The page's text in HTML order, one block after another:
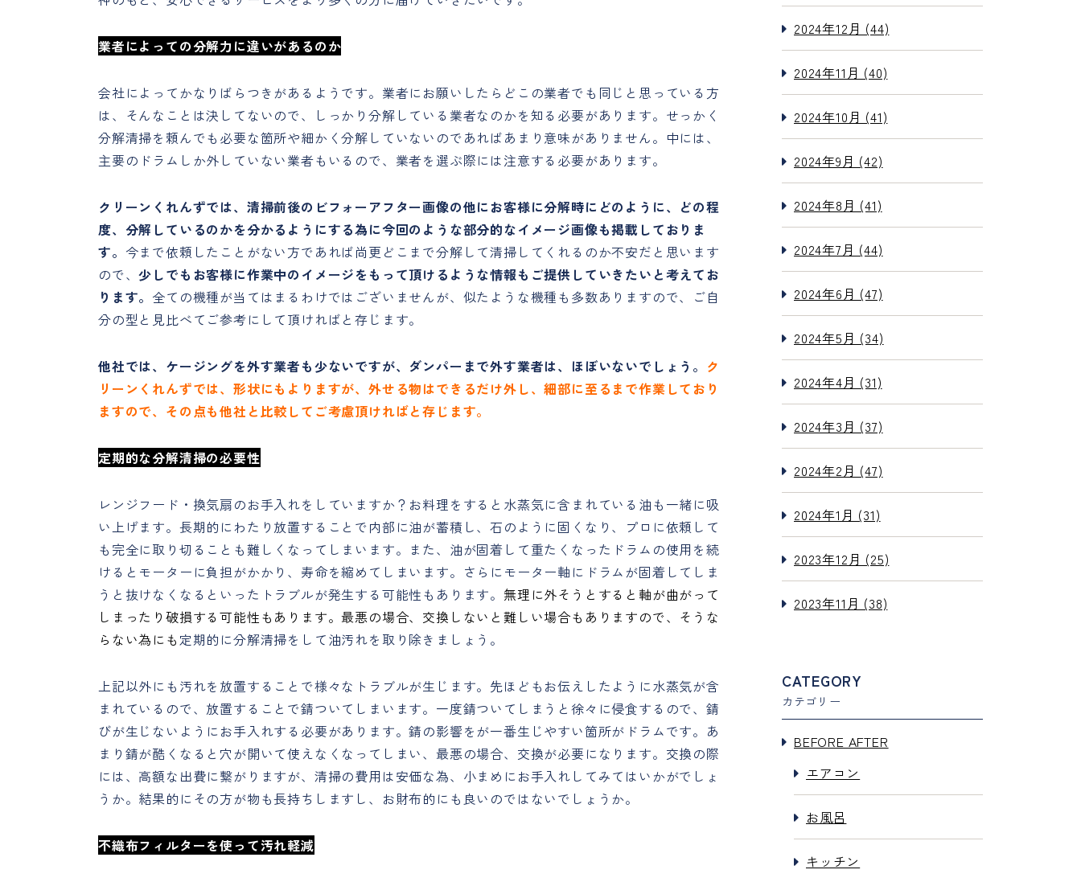
業者によっての分解力に違いがあるのか
会社によってかなりばらつきがあるようです。業者にお願いしたらどこの業者でも同じと思っている方
は、そんなことは決してないので、しっかり分解している業者なのかを知る必要があります。せっかく
分解清掃を頼んでも必要な箇所や細かく分解していないのであればあまり意味がありません。中には、
主要のドラムしか外していない業者もいるので、業者を選ぶ際には注意する必要があります。
クリーンくれんずでは、清掃前後のビフォーアフター画像の他にお客様に分解時にどのように、どの程
度、分解しているのかを分かるようにする為に今回のような部分的なイメージ画像も掲載しておりま
す。 今まで依頼したことがない方であれば尚更どこまで分解して清掃してくれるのか不安だと思います
ので、少しでもお客様に作業中のイメージをもって頂けるような情報もご提供していきたいと考えてお
ります。 全ての機種が当てはまるわけではございませんが、似たような機種も多数ありますので、ご自
分の型と見比べてご参考にして頂ければと存じます。
他社では、ケージングを外す業者も少ないですが、ダンパーまで外す業者は、ほぼいないでしょう。 ク
リーンくれんずでは、形状にもよりますが、外せる物はできるだけ外し、細部に至るまで作業しており
ますので、その点も他社と比較してご考慮頂ければと存じます。
定期的な分解清掃の必要性
レンジフード・換気扇のお手入れをしていますか？お料理をすると水蒸気に含まれている油も一緒に吸
い上げます。長期的にわたり放置することで内部に油が蓄積し、石のように固くなり、プロに依頼して
も完全に取り切ることも難しくなってしまいます。また、油が固着して重たくなったドラムの使用を続
けるとモーターに負担がかかり、寿命を縮めてしまいます。さらにモーター軸にドラムが固着してしま
うと抜けなくなるといったトラブルが発生する可能性もあります。 無理に外そうとすると軸が曲がって
しまったり破損する可能性もあります。最悪の場合、交換しないと難しい場合もありますので、そうな
らない為にも定期的に分解清掃をして油汚れを取り除きましょう。
上記以外にも汚れを放置することで様々なトラブルが生じます。先ほどもお伝えしたように水蒸気が含
まれているので、放置することで錆ついてしまいます。一度錆ついてしまうと徐々に侵食するので、錆
びが生じないようにお手入れする必要があります。錆の影響をが一番生じやすい箇所がドラムです。あ
まり錆が酷くなると穴が開いて使えなくなってしまい、最悪の場合、交換が必要になります。交換の際
には、高額な出費に繋がりますが、清掃の費用は安価な為、小まめにお手入れしてみてはいかがでしょ
うか。結果的にその方が物も長持ちしますし、お財布的にも良いのではないでしょうか。
不織布フィルターを使って汚れ軽減
2024年12月 (44)
2024年11月 (40)
2024年10月 (41)
2024年9月 (42)
2024年8月 (41)
2024年7月 (44)
2024年6月 (47)
2024年5月 (34)
2024年4月 (31)
2024年3月 (37)
2024年2月 (47)
2024年1月 (31)
2023年12月 (25)
2023年11月 (38)
CATEGORY
カテゴリー
BEFORE AFTER
エアコン
お風呂
キッチン